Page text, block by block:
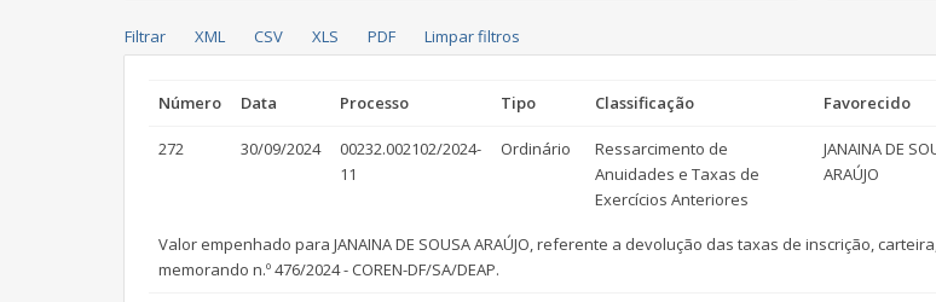
Número Data Processo Tipo Classificação Favorecido
272 30/09/2024
00232.002102/2024-
11
Ordinário
Ressarcimento de
Anuidades e Taxas de
Exercícios Anteriores
JANAINA DE
ARAÚJO
Valor empenhado para JANAINA DE SOUSA ARAÚJO, referente a devolução das taxas de inscrição,
memorando n.º 476/2024 - COREN-DF/SA/DEAP.